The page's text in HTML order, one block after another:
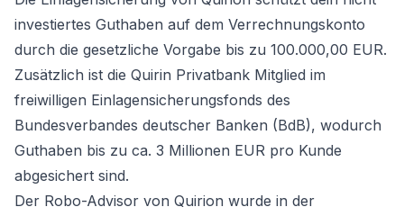
investiertes Guthaben auf dem Verrechnungskonto
durch die gesetzliche Vorgabe bis zu 100.000,00 EUR.
Zusätzlich ist die Quirin Privatbank Mitglied im
freiwilligen Einlagensicherungsfonds des
Bundesverbandes deutscher Banken (BdB), wodurch
Guthaben bis zu ca. 3 Millionen EUR pro Kunde
abgesichert sind.
Der Robo-Advisor von Quirion wurde in der